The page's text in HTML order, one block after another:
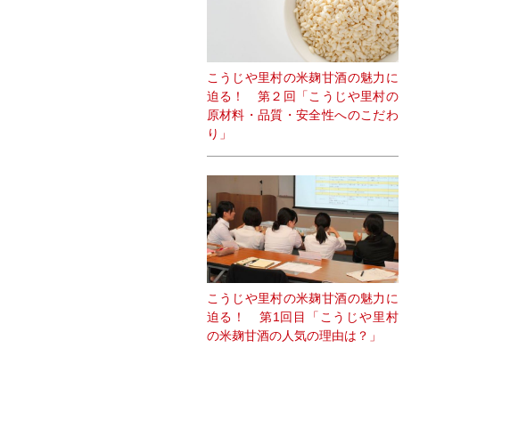
こうじや里村の米麹甘酒の魅力に
迫る！ 第２回「こうじや里村の
原材料・品質・安全性へのこだわ
り」
こうじや里村の米麹甘酒の魅力に
迫る！ 第1回目「こうじや里村
の米麹甘酒の人気の理由は？」